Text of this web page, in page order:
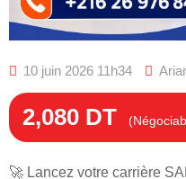
10 juin 2026 11h34
2,080 DT
🚀 Lancez votre carrière